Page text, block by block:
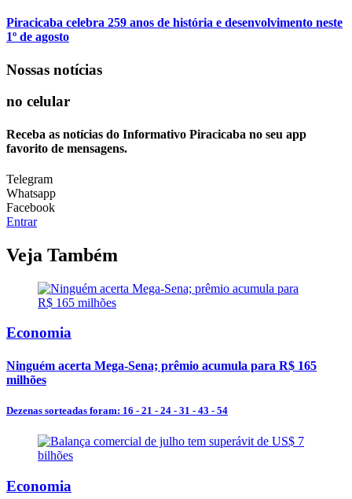
Piracicaba celebra 259 anos de história e desenvolvimento neste
1º de agosto
Nossas notícias
no celular
Receba as notícias do Informativo Piracicaba no seu app
favorito de mensagens.
Telegram
Whatsapp
Facebook
Entrar
Veja Também
Economia
Ninguém acerta Mega-Sena; prêmio acumula para R$ 165
milhões
Dezenas sorteadas foram: 16 - 21 - 24 - 31 - 43 - 54
Economia